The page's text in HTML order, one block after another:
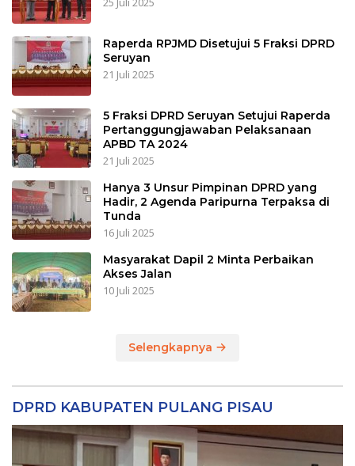
Raperda RPJMD Disetujui 5 Fraksi DPRD
Seruyan
21 Juli 2025
5 Fraksi DPRD Seruyan Setujui Raperda
Pertanggungjawaban Pelaksanaan
APBD TA 2024
21 Juli 2025
Hanya 3 Unsur Pimpinan DPRD yang
Hadir, 2 Agenda Paripurna Terpaksa di
Tunda
16 Juli 2025
Masyarakat Dapil 2 Minta Perbaikan
Akses Jalan
10 Juli 2025
Selengkapnya
DPRD KABUPATEN PULANG PISAU